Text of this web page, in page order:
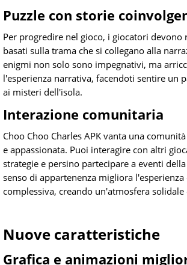
Puzzle con storie
Per progredire nel gioco, i giocatori devono
basati sulla trama che si collegano alla
enigmi non solo sono impegnativi, ma
l'esperienza narrativa, facendoti sentire un
ai misteri dell'isola.
Interazione comunitaria
Choo Choo Charles APK vanta una
e appassionata. Puoi interagire con altri
strategie e persino partecipare a eventi
senso di appartenenza migliora l'esperienza
complessiva, creando un'atmosfera
Nuove caratteristiche
Grafica e animazioni